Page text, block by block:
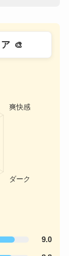
9.0